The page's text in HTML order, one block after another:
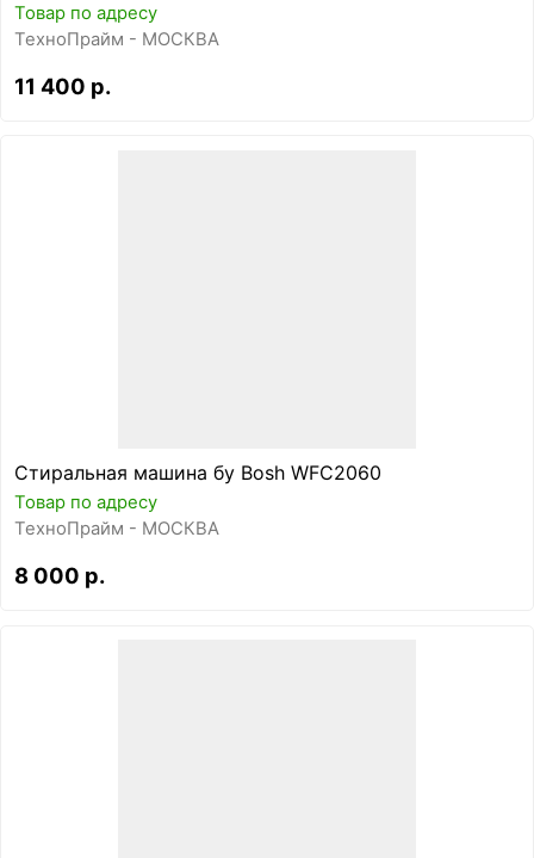
Товар по адресу
ТехноПрайм - МОСКВА
11 400 р.
Стиральная машина бу Bosh WFC2060
Товар по адресу
ТехноПрайм - МОСКВА
8 000 р.